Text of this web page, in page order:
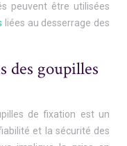
peuvent être utilisées
liées au desserrage des
des goupilles
de fixation est un
et la sécurité des